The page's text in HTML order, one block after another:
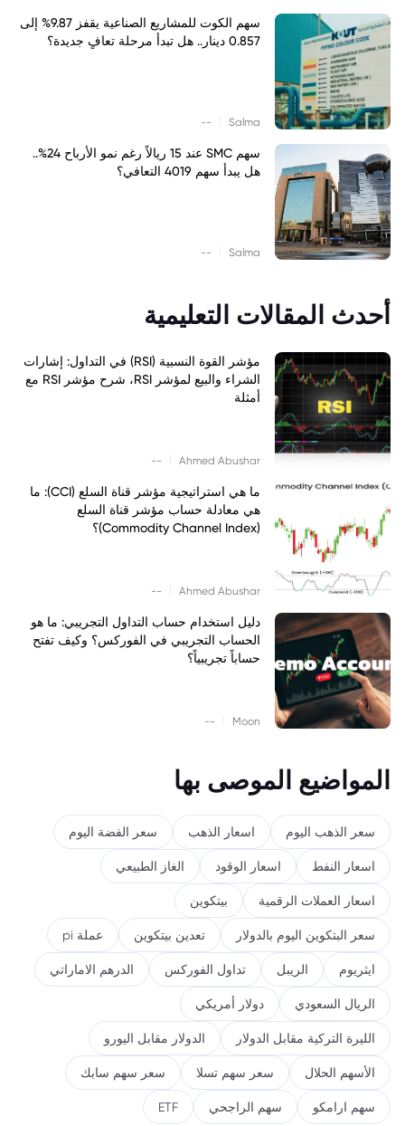
سهم الكوت للمشاريع الصناعية يقفز 9.87% إلى
0.857 دينار.. هل تبدأ مرحلة تعافٍ جديدة؟
Salma
--
سهم SMC عند 15 ريالاً رغم نمو الأرباح 24%..
هل يبدأ سهم 4019 التعافي؟
Salma
--
أحدث المقالات التعليمية
مؤشر القوة النسبية (RSI) في التداول: إشارات
الشراء والبيع لمؤشر RSI، شرح مؤشر RSI مع
أمثلة
Ahmed Abushar
--
ما هي استراتيجية مؤشر قناة السلع (CCI): ما
هي معادلة حساب مؤشر قناة السلع
(Commodity Channel Index)؟
Ahmed Abushar
--
دليل استخدام حساب التداول التجريبي: ما هو
الحساب التجريبي في الفوركس؟ وكيف تفتح
حساباً تجريبياً؟
Moon
--
المواضيع الموصى بها
سعر الذهب اليوم اسعار الذهب سعر الفضة اليوم
اسعار النفط اسعار الوقود الغاز الطبيعي
اسعار العملات الرقمية بيتكوين
سعر البتكوين اليوم بالدولار تعدين بيتكوين عملة pi
ايثريوم الريبل تداول الفوركس الدرهم الاماراتي
الريال السعودي دولار أمريكي
الليرة التركية مقابل الدولار الدولار مقابل اليورو
الأسهم الحلال سعر سهم تسلا سعر سهم سابك
سهم ارامكو سهم الراجحي ETF